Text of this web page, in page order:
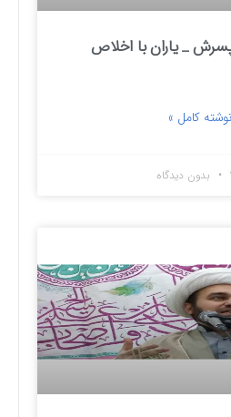
_ یاران با اخلاص
کامل »
بدون دیدگاه